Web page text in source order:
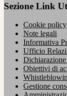
Sezione Link
Cookie policy
Note legali
Informativa
Ufficio
Obiettivi di
Gestione